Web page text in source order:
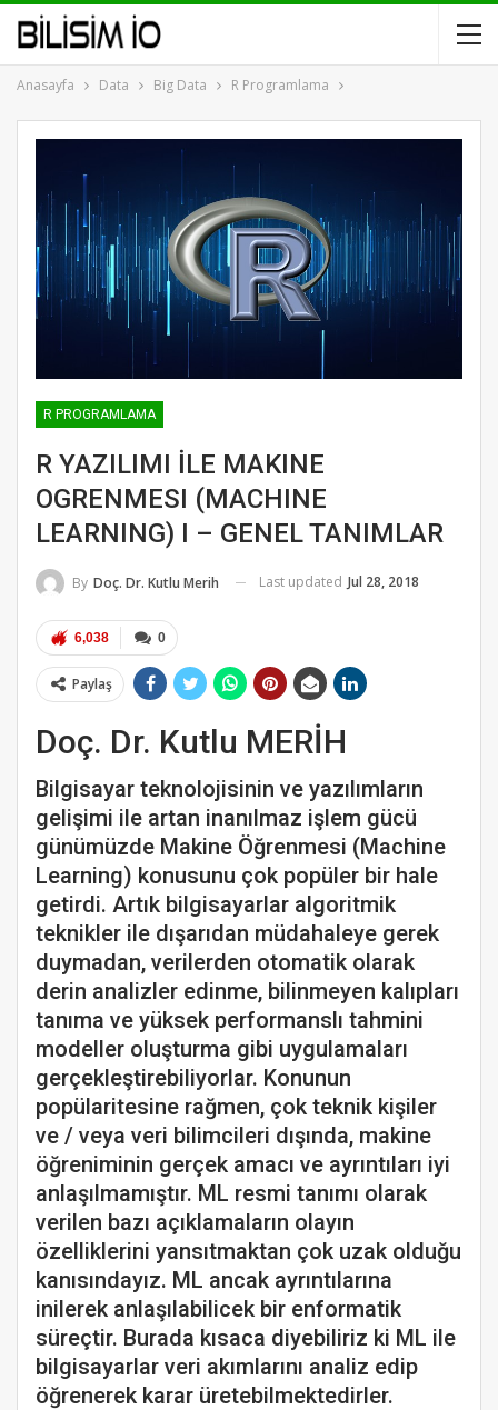
Anasayfa Data Big Data R Programlama
R PROGRAMLAMA
R YAZILIMI İLE MAKINE
OGRENMESI (MACHINE
LEARNING) I – GENEL TANIMLAR
By Doç. Dr. Kutlu Merih Last updated Jul 28, 2018
0
6,038
Paylaş
Doç. Dr. Kutlu MERİH
Bilgisayar teknolojisinin ve yazılımların
gelişimi ile artan inanılmaz işlem gücü
günümüzde Makine Öğrenmesi (Machine
Learning) konusunu çok popüler bir hale
getirdi. Artık bilgisayarlar algoritmik
teknikler ile dışarıdan müdahaleye gerek
duymadan, verilerden otomatik olarak
derin analizler edinme, bilinmeyen kalıpları
tanıma ve yüksek performanslı tahmini
modeller oluşturma gibi uygulamaları
gerçekleştirebiliyorlar. Konunun
popülaritesine rağmen, çok teknik kişiler
ve / veya veri bilimcileri dışında, makine
öğreniminin gerçek amacı ve ayrıntıları iyi
anlaşılmamıştır. ML resmi tanımı olarak
verilen bazı açıklamaların olayın
özelliklerini yansıtmaktan çok uzak olduğu
kanısındayız. ML ancak ayrıntılarına
inilerek anlaşılabilicek bir enformatik
süreçtir. Burada kısaca diyebiliriz ki ML ile
bilgisayarlar veri akımlarını analiz edip
öğrenerek karar üretebilmektedirler.